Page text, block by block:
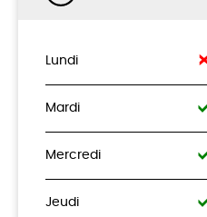
Lundi
Mardi
Mercredi
Jeudi